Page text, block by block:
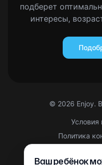
подберет
интересы,
© 2026 Enjoy.
Условия
Политика
Ваш ребёнок